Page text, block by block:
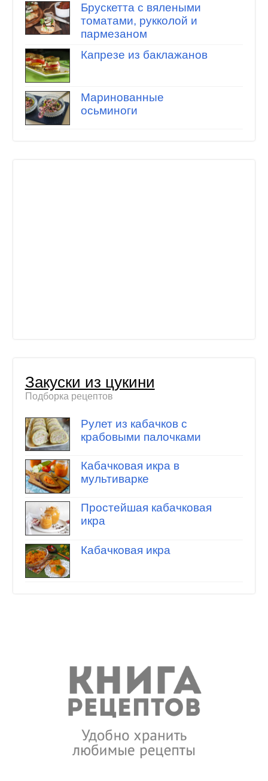
Брускетта с вялеными
томатами, рукколой и
пармезаном
Капрезе из баклажанов
Маринованные
осьминоги
Закуски из цукини
Подборка рецептов
Рулет из кабачков с
крабовыми палочками
Кабачковая икра в
мультиварке
Простейшая кабачковая
икра
Кабачковая икра